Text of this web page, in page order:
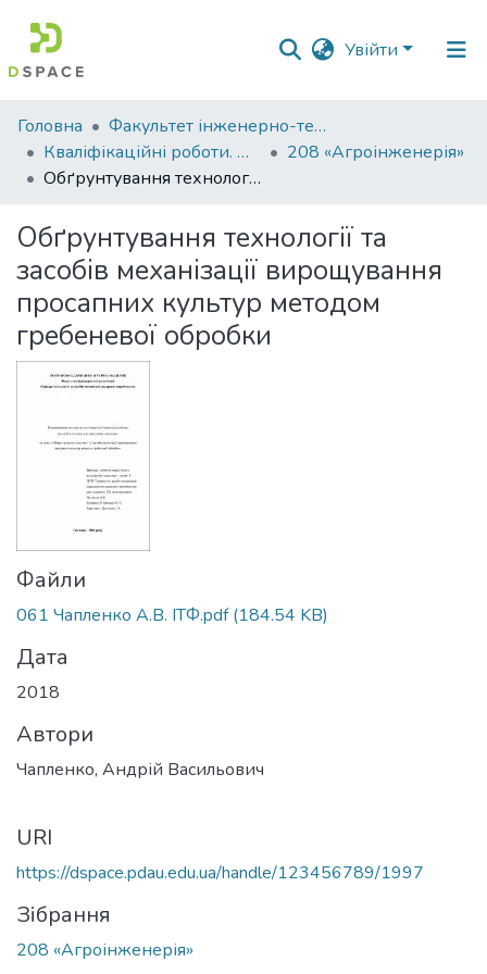
Увійти
Фонди
та
зібрання
Статистика
Головна
Факультет інженерно-технологічний
Кваліфікаційні роботи. Факультет інженерно-технологічний
208 «Агроінженерія»
Обґрунтування технології та засобів механізації вирощування просапних культур методом гребеневої обробки
Обґрунтування технології та
засобів механізації вирощування
просапних культур методом
гребеневої обробки
Файли
061 Чапленко А.В. ІТФ.pdf(184.54 KB)
Дата
2018
Автори
Чапленко, Андрій Васильович
URI
https://dspace.pdau.edu.ua/handle/123456789/1997
Зібрання
208 «Агроінженерія»